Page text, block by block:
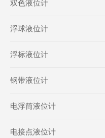
双色液位计
浮球液位计
浮标液位计
钢带液位计
电浮筒液位计
电接点液位计